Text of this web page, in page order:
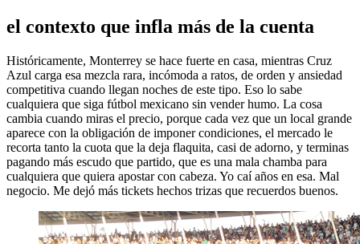
el contexto que infla más de la cuenta
Históricamente, Monterrey se hace fuerte en casa, mientras Cruz
Azul carga esa mezcla rara, incómoda a ratos, de orden y ansiedad
competitiva cuando llegan noches de este tipo. Eso lo sabe
cualquiera que siga fútbol mexicano sin vender humo. La cosa
cambia cuando miras el precio, porque cada vez que un local grande
aparece con la obligación de imponer condiciones, el mercado le
recorta tanto la cuota que la deja flaquita, casi de adorno, y terminas
pagando más escudo que partido, que es una mala chamba para
cualquiera que quiera apostar con cabeza. Yo caí años en esa. Mal
negocio. Me dejó más tickets hechos trizas que recuerdos buenos.